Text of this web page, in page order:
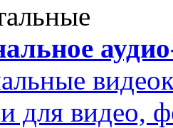
для видео,